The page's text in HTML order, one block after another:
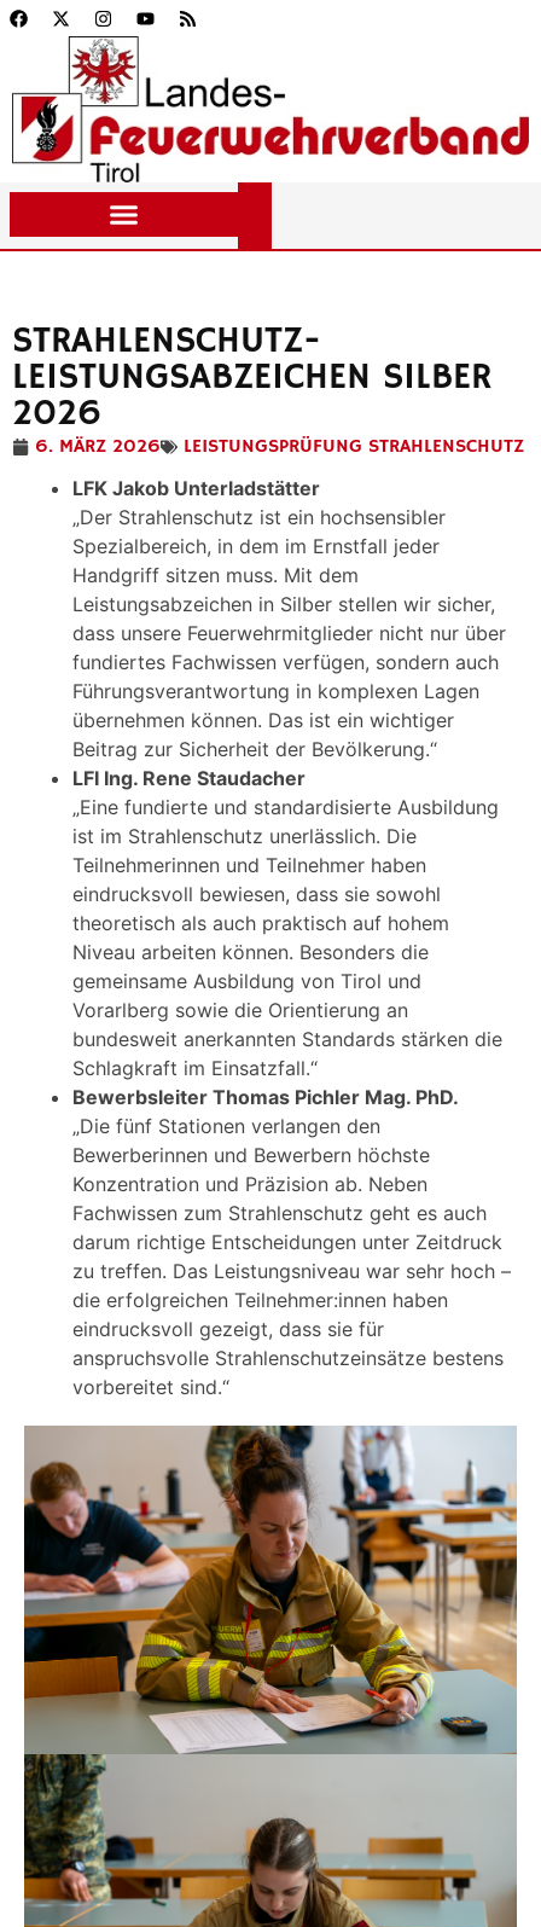
STRAHLENSCHUTZ-
LEISTUNGSABZEICHEN SILBER
2026
6. MÄRZ 2026
LEISTUNGSPRÜFUNG STRAHLENSCHUTZ
LFK Jakob Unterladstätter
„Der Strahlenschutz ist ein hochsensibler
Spezialbereich, in dem im Ernstfall jeder
Handgriff sitzen muss. Mit dem
Leistungsabzeichen in Silber stellen wir sicher,
dass unsere Feuerwehrmitglieder nicht nur über
fundiertes Fachwissen verfügen, sondern auch
Führungsverantwortung in komplexen Lagen
übernehmen können. Das ist ein wichtiger
Beitrag zur Sicherheit der Bevölkerung.“
LFI Ing. Rene Staudacher
„Eine fundierte und standardisierte Ausbildung
ist im Strahlenschutz unerlässlich. Die
Teilnehmerinnen und Teilnehmer haben
eindrucksvoll bewiesen, dass sie sowohl
theoretisch als auch praktisch auf hohem
Niveau arbeiten können. Besonders die
gemeinsame Ausbildung von Tirol und
Vorarlberg sowie die Orientierung an
bundesweit anerkannten Standards stärken die
Schlagkraft im Einsatzfall.“
Bewerbsleiter Thomas Pichler Mag. PhD.
„Die fünf Stationen verlangen den
Bewerberinnen und Bewerbern höchste
Konzentration und Präzision ab. Neben
Fachwissen zum Strahlenschutz geht es auch
darum richtige Entscheidungen unter Zeitdruck
zu treffen. Das Leistungsniveau war sehr hoch –
die erfolgreichen Teilnehmer:innen haben
eindrucksvoll gezeigt, dass sie für
anspruchsvolle Strahlenschutzeinsätze bestens
vorbereitet sind.“